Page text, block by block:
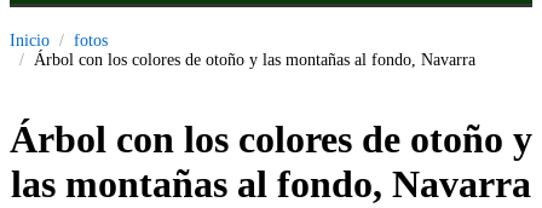
Inicio
fotos
Árbol con los colores de otoño y las montañas al fondo, Navarra
Árbol con los colores de otoño y
las montañas al fondo, Navarra